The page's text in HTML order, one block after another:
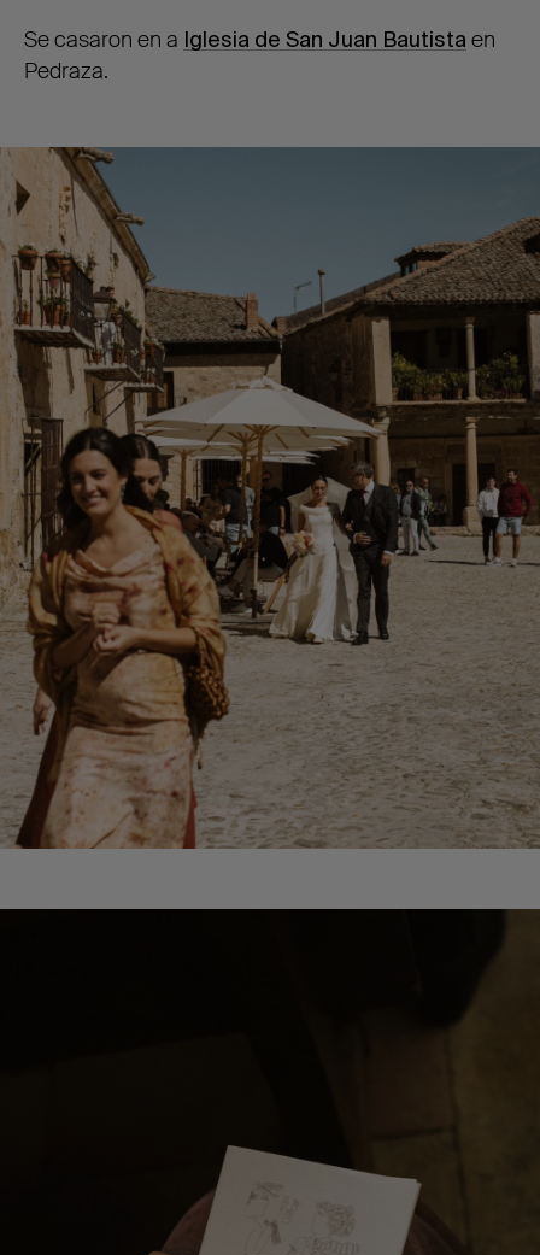
Se casaron en a Iglesia de San Juan Bautista en
Pedraza.